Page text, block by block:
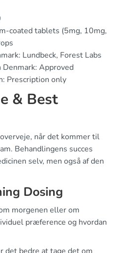
coated tablets (5mg, 10mg,
Lundbeck, Forest Labs
Approved
Prescription only
& Best
når det kommer til
Behandlingens succes
selv, men også af den
Dosing
morgenen eller om
præference og hvordan